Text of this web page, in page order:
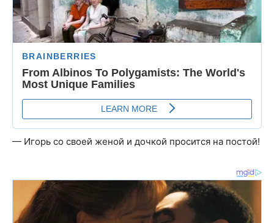
— Игорь со своей женой и дочкой просится на постой!